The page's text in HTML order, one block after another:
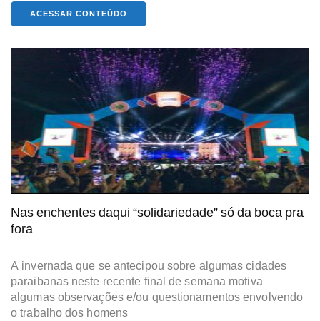
ACESSAR CONTEÚDO
Nas enchentes daqui “solidariedade” só da boca pra
fora
A invernada que se antecipou sobre algumas cidades
paraibanas neste recente final de semana motiva
algumas observações e/ou questionamentos envolvendo
o trabalho dos homens